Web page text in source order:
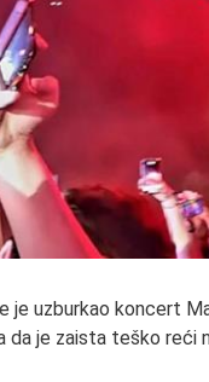
uzburkao koncert
da je zaista teško reći